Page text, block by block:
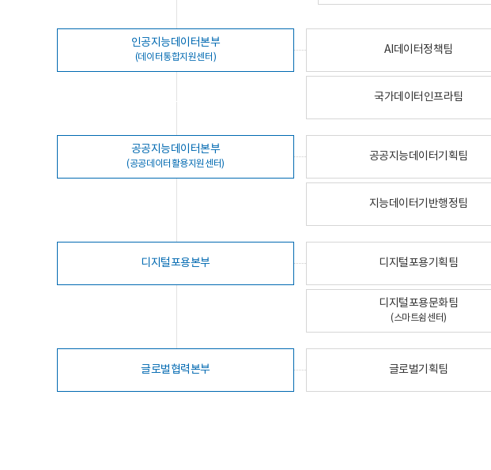
인공지능데이터본부
(데이터통합지원센터)
AI데이터정책팀
국가데이터인프라팀
공공지능데이터본부
(공공데이터활용지원센터)
공공지능데이터기획팀
지능데이터기반행정팀
디지털포용본부 디지털포용기획팀
디지털포용문화팀
(스마트쉼센터)
글로벌협력본부 글로벌기획팀